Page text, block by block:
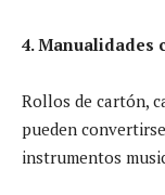
4. Manualidades
Rollos de cartón,
pueden
instrumentos